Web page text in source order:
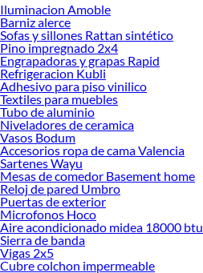
Iluminacion Amoble
Barniz alerce
Sofas y sillones Rattan sintético
Pino impregnado 2x4
Engrapadoras y grapas Rapid
Refrigeracion Kubli
Adhesivo para piso vinilico
Textiles para muebles
Tubo de aluminio
Niveladores de ceramica
Vasos Bodum
Accesorios ropa de cama Valencia
Sartenes Wayu
Mesas de comedor Basement home
Reloj de pared Umbro
Puertas de exterior
Microfonos Hoco
Aire acondicionado midea 18000 btu
Sierra de banda
Vigas 2x5
Cubre colchon impermeable